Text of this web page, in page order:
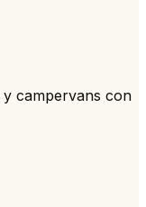
campervans con